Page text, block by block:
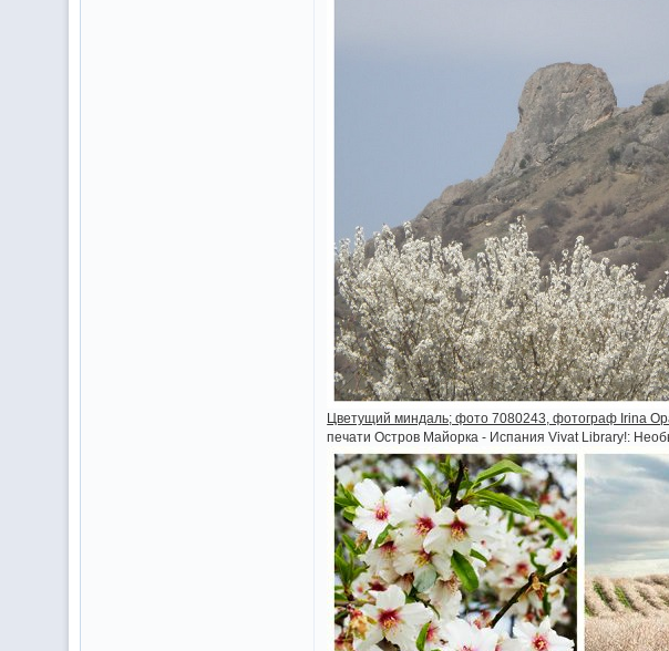
Цветущий миндаль; фото 7080243, фотограф Irina
печати Oстров Майоркa - Испания Vivat Library!: